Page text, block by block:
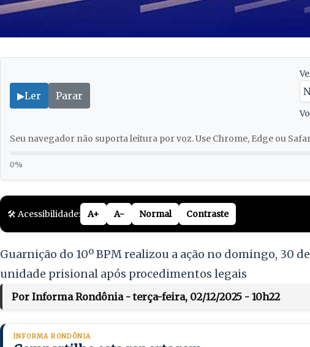
▶Ler Parar
Seu navegador não suporta leitura por voz. Use Chrome, Edge ou
0%
🛠️ Acessibilidade: A+ A- Normal Contraste
Guarnição do 10º BPM realizou a ação no domingo, 30
unidade prisional após procedimentos legais
Por Informa Rondônia - terça-feira, 02/12/2025 - 10h22
INFORMA RONDÔNIA